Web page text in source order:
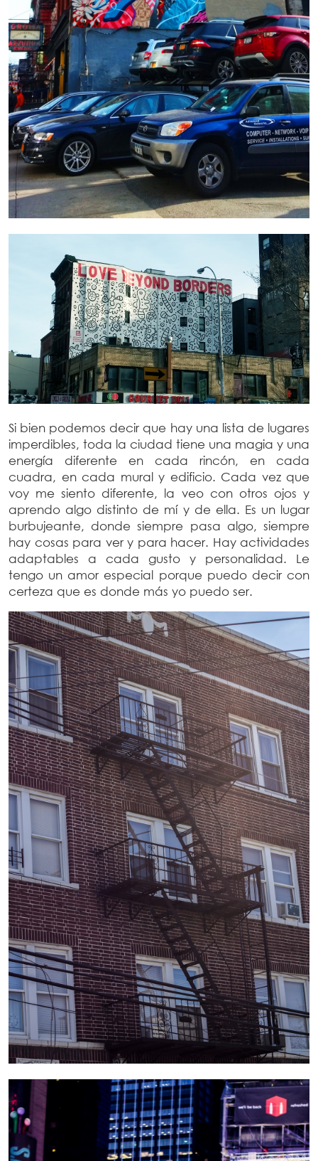
Si bien podemos decir que hay una lista de lugares
imperdibles, toda la ciudad tiene una magia y una
energía diferente en cada rincón, en cada
cuadra, en cada mural y edificio. Cada vez que
voy me siento diferente, la veo con otros ojos y
aprendo algo distinto de mí y de ella. Es un lugar
burbujeante, donde siempre pasa algo, siempre
hay cosas para ver y para hacer. Hay actividades
adaptables a cada gusto y personalidad. Le
tengo un amor especial porque puedo decir con
certeza que es donde más yo puedo ser.